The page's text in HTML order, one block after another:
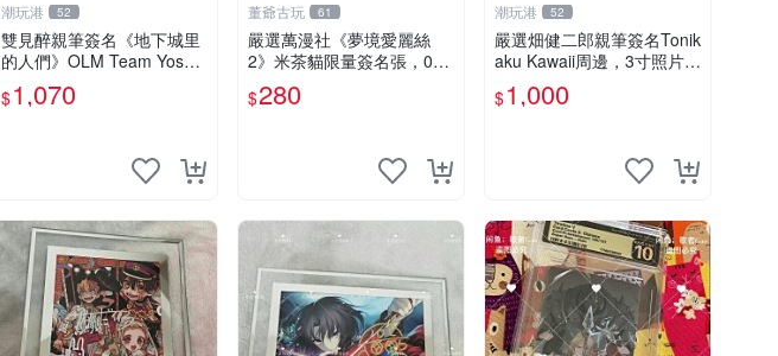
潮玩港 52
雙見醉親筆簽名《地下城里
的人們》OLM Team Yoshio
ka 親簽照 限量珍藏 3寸照
片 收藏佳品 地下城 OLML
$1,070
董爺古玩 61
嚴選萬漫社《夢境愛麗絲
2》米茶貓限量簽名張，00
2/003珍藏版，首賣難得機
會 夢境愛麗絲 米茶貓 限量
$280
潮玩港 52
嚴選畑健二郎親筆簽名Tonik
aku Kawaii周邊，3寸照片含
原裝卡匣。收藏家直供，保
真可靠。 Tonikaku Kawaii
$1,000